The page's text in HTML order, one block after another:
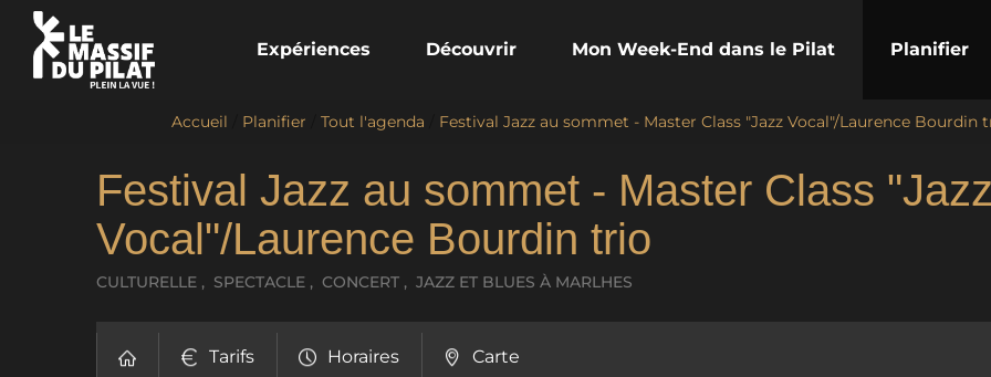
Expériences Découvrir Mon Week-End dans le Pilat Planifier
Accueil Planifier Tout l'agenda Festival Jazz au sommet - Master Class "Jazz Vocal"/Laurence Bourdin
Festival Jazz au sommet - Master Class
Vocal"/Laurence Bourdin trio
CULTURELLE , SPECTACLE , CONCERT , JAZZ ET BLUES À MARLHES
Tarifs Horaires Carte